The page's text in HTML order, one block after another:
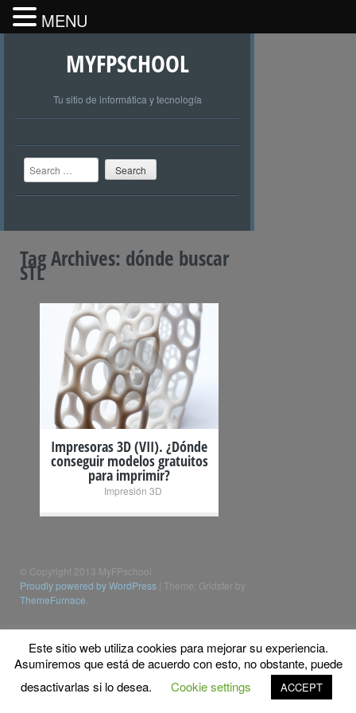
MYFPSCHOOL
Tu sitio de informática y tecnología
Search
Tag Archives: dónde buscar
STL
+
Impresoras 3D (VII). ¿Dónde
conseguir modelos gratuitos
para imprimir?
Impresión 3D
© Copyright 2013 MyFPschool
Proudly powered by WordPress Theme: Gridster by
ThemeFurnace
Este sitio web utiliza cookies para mejorar su experiencia.
Asumiremos que está de acuerdo con esto, no obstante, puede
desactivarlas si lo desea.
Cookie settings ACCEPT
MENU